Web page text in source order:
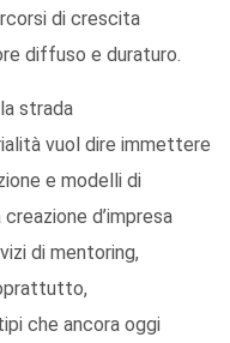
di crescita
diffuso e duraturo.
strada
vuol dire immettere
e modelli di
d’impresa
di mentoring,
che ancora oggi